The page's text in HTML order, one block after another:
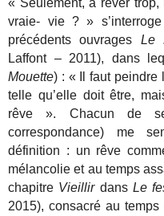
vraie- vie ? »
précédents ouvrages Le
Laffont – 2011), dans
Mouette) : « Il faut peindre
telle qu’elle doit être,
rêve ». Chacun de
correspondance) me
définition : un rêve
mélancolie et au temps
chapitre Vieillir dansLe
2015), consacré au